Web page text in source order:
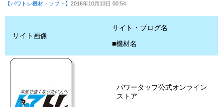
【パワトレ機材・ソフト】 2016年10月13日 00:54
サイト画像
サイト・ブログ名
■機材名
パワータップ公式オンライン
ストア